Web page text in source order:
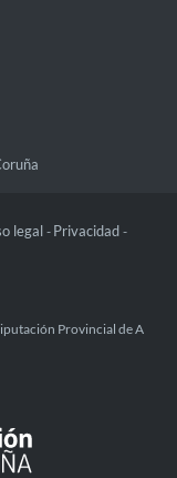
legal- Privacidad -
Provincial de A